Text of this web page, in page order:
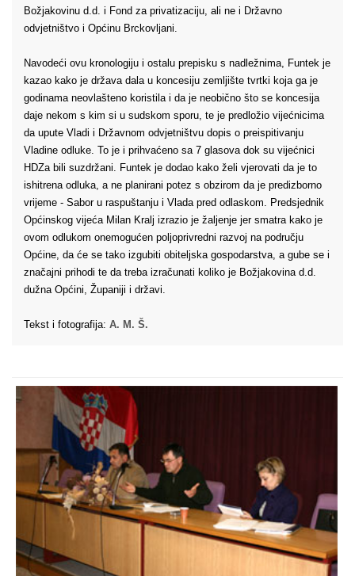
Božjakovinu d.d. i Fond za privatizaciju, ali ne i Državno
odvjetništvo i Općinu Brckovljani.
Navodeći ovu kronologiju i ostalu prepisku s nadležnima, Funtek je
kazao kako je država dala u koncesiju zemljište tvrtki koja ga je
godinama neovlašteno koristila i da je neobično što se koncesija
daje nekom s kim si u sudskom sporu, te je predložio vijećnicima
da upute Vladi i Državnom odvjetništvu dopis o preispitivanju
Vladine odluke. To je i prihvaćeno sa 7 glasova dok su vijećnici
HDZa bili suzdržani. Funtek je dodao kako želi vjerovati da je to
ishitrena odluka, a ne planirani potez s obzirom da je predizborno
vrijeme - Sabor u raspuštanju i Vlada pred odlaskom. Predsjednik
Općinskog vijeća Milan Kralj izrazio je žaljenje jer smatra kako je
ovom odlukom onemogućen poljoprivredni razvoj na području
Općine, da će se tako izgubiti obiteljska gospodarstva, a gube se i
značajni prihodi te da treba izračunati koliko je Božjakovina d.d.
dužna Općini, Županiji i državi.
Tekst i fotografija: A. M. Š.